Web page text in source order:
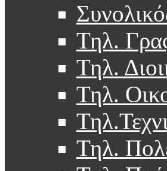
Τηλ.
Τηλ.
Τηλ.
Τηλ.